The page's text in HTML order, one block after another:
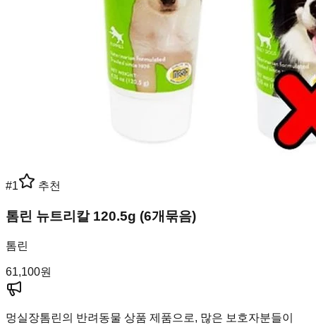
#1 추천
톰린 뉴트리칼 120.5g (6개묶음)
톰린
61,100원
멍실장톰린의 반려동물 상품 제품으로, 많은 보호자분들이